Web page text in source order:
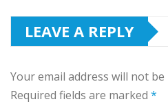
LEAVE A REPLY
Your email address will not be
Required fields are marked *